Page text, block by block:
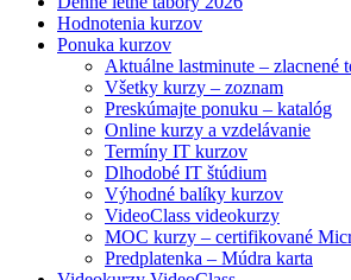
Hodnotenia kurzov
Ponuka kurzov
Aktuálne lastminute – zlacnené
Všetky kurzy – zoznam
Preskúmajte ponuku – katalóg
Online kurzy a vzdelávanie
Termíny IT kurzov
Dlhodobé IT štúdium
Výhodné balíky kurzov
VideoClass videokurzy
MOC kurzy – certifikované
Predplatenka – Múdra karta